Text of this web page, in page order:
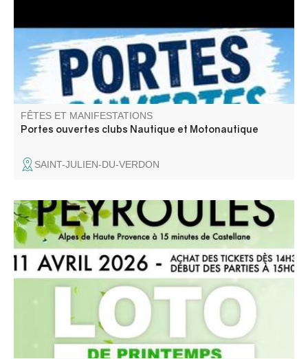
FÊTES ET MANIFESTATIONS
Portes ouvertes clubs Nautique et Motonautique
SAINT-JULIEN-DU-VERDON
A gagner : Cave à vin, Vidéo projecteur, Paniers garnies,
Jambon cru, bons d'achat … Buvette et petite
restauration sur place.